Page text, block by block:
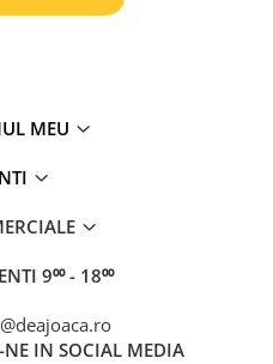
MEU
9⁰⁰ - 18⁰⁰
NE IN SOCIAL MEDIA